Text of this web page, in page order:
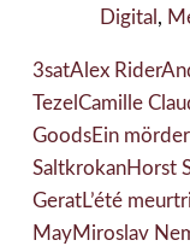
Digital ,
3satAlex Rider
Tezel Camille
GoodsEin
SaltkrokanHorst
GeratL’été
MayMiroslav